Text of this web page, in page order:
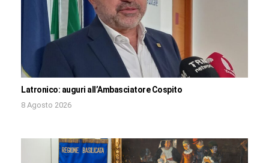
Latronico: auguri all’Ambasciatore Cospito
8 Agosto 2026